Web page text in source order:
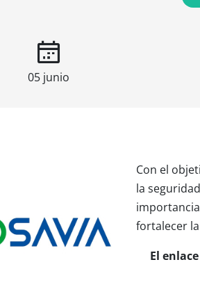
Con el
la
fortalecer
El